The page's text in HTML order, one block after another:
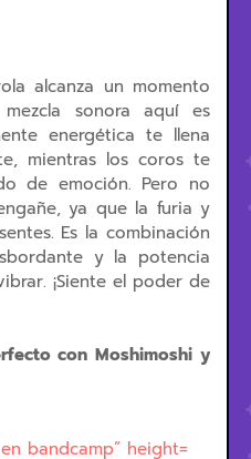
alcanza un momento
sonora aquí es
energética te llena
mientras los coros te
de emoción. Pero no
ya que la furia y
Es la combinación
y la potencia
¡Siente el poder de
con Moshimoshi y